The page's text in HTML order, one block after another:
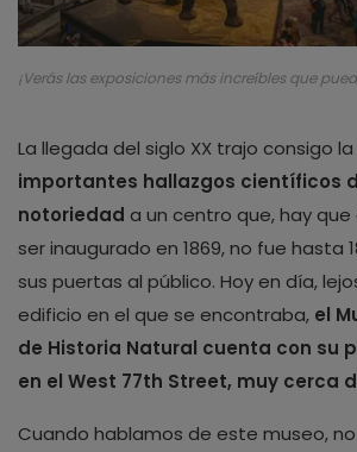
¡Verás las exposiciones más increíbles que
La llegada del siglo XX trajo consigo la
importantes hallazgos científicos
notoriedad a un centro que, hay
ser inaugurado en 1869, no fue hasta
sus puertas al público. Hoy en día,
edificio en el que se encontraba, el
de Historia Natural cuenta con su
en el West 77th Street, muy cerca
Cuando hablamos de este museo,